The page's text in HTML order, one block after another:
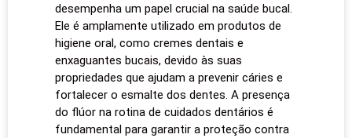
desempenha um papel crucial na saúde bucal.
Ele é amplamente utilizado em produtos de
higiene oral, como cremes dentais e
enxaguantes bucais, devido às suas
propriedades que ajudam a prevenir cáries e
fortalecer o esmalte dos dentes. A presença
do flúor na rotina de cuidados dentários é
fundamental para garantir a proteção contra